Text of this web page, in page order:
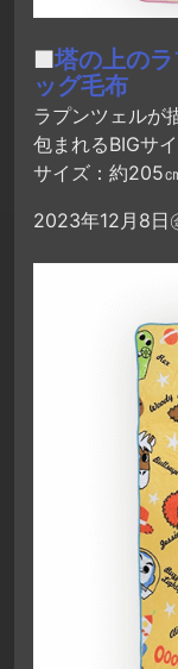
■塔の上の
ッグ毛布
ラプンツェルが
包まれるBIGサ
サイズ：約205
2023年12月8日